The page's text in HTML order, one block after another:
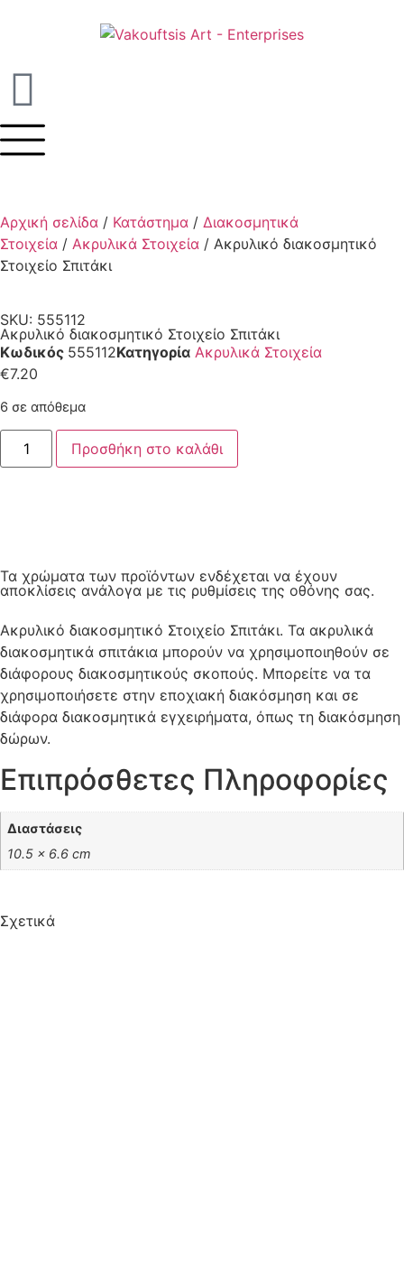
Αρχική σελίδα / Κατάστημα / Διακοσμητικά
Στοιχεία / Ακρυλικά Στοιχεία / Ακρυλικό διακοσμητικό
Στοιχείο Σπιτάκι
SKU: 555112
Ακρυλικό διακοσμητικό Στοιχείο Σπιτάκι
Κωδικός 555112Κατηγορία Ακρυλικά Στοιχεία
€7.20
6 σε απόθεμα
Προσθήκη στο καλάθι
Τα χρώματα των προϊόντων ενδέχεται να έχουν
αποκλίσεις ανάλογα με τις ρυθμίσεις της οθόνης σας.
Ακρυλικό διακοσμητικό Στοιχείο Σπιτάκι. Τα ακρυλικά
διακοσμητικά σπιτάκια μπορούν να χρησιμοποιηθούν σε
διάφορους διακοσμητικούς σκοπούς. Μπορείτε να τα
χρησιμοποιήσετε στην εποχιακή διακόσμηση και σε
διάφορα διακοσμητικά εγχειρήματα, όπως τη διακόσμηση
δώρων.
Επιπρόσθετες Πληροφορίες
Διαστάσεις
10.5 × 6.6 cm
Σχετικά